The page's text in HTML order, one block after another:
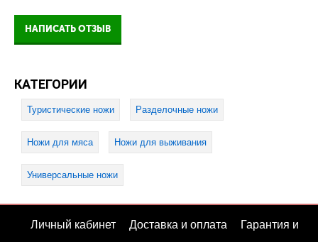
НАПИСАТЬ ОТЗЫВ
КАТЕГОРИИ
Туристические ножи Разделочные ножи
Ножи для мяса Ножи для выживания
Универсальные ножи
Личный кабинет Доставка и оплата Гарантия и